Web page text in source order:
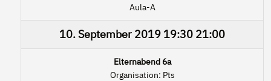
Aula-A
10. September 2019 19:30 21:00
Elternabend 6a
Organisation: Pts